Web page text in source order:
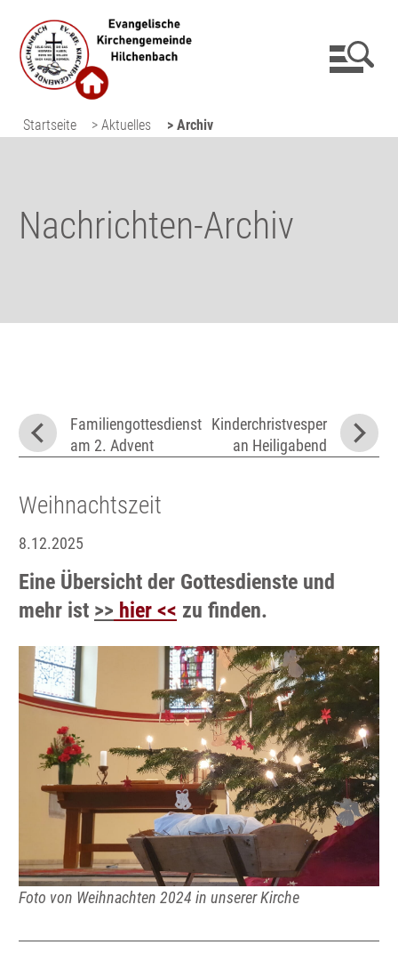
Startseite > Aktuelles > Archiv
Nachrichten-Archiv
Familiengottesdienst
am 2. Advent
Kinderchristvesper
an Heiligabend
Weihnachtszeit
8.12.2025
Eine Übersicht der Gottesdienste und
mehr ist >> hier << zu finden.
Foto von Weihnachten 2024 in unserer Kirche